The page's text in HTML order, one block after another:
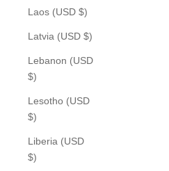
Laos (USD $)
Latvia (USD $)
Lebanon (USD
$)
Lesotho (USD
$)
Liberia (USD
$)